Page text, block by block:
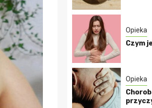
Opieka
Czym
Opieka